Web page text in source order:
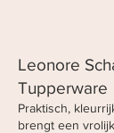
Leonore
Tupperware
Praktisch,
brengt een